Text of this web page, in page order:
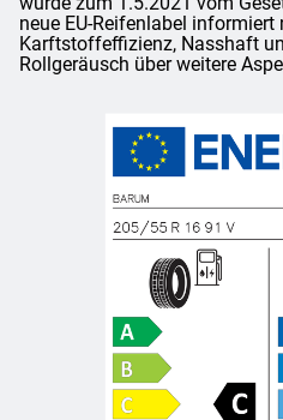
neue EU-Reifenlabel informiert
Karftstoffeffizienz, Nasshaft
Rollgeräusch über weitere